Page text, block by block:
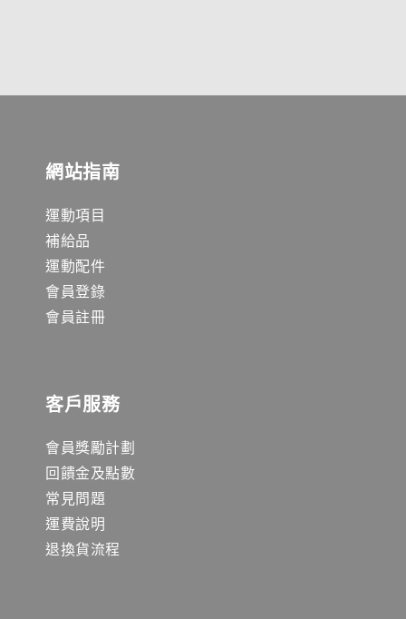
網站指南
運動項目
補給品
運動配件
會員登錄
會員註冊
客戶服務
會員獎勵計劃
回饋金及點數
常見問題
運費說明
退換貨流程